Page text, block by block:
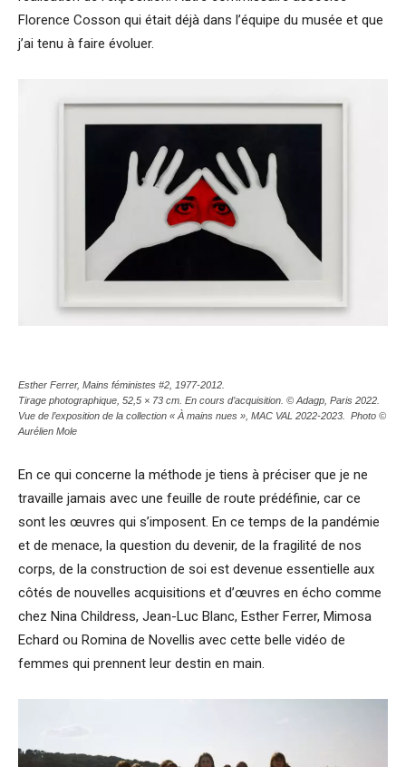
Florence Cosson qui était déjà dans l’équipe du musée et que
j’ai tenu à faire évoluer.
Esther Ferrer, Mains féministes #2 , 1977-2012.
Tirage photographique, 52,5 × 73 cm. En cours d’acquisition. © Adagp, Paris 2022.
Vue de l’exposition de la collection « À mains nues », MAC VAL 2022-2023. Photo ©
Aurélien Mole
En ce qui concerne la méthode je tiens à préciser que je ne
travaille jamais avec une feuille de route prédéfinie, car ce
sont les œuvres qui s’imposent. En ce temps de la pandémie
et de menace, la question du devenir, de la fragilité de nos
corps, de la construction de soi est devenue essentielle aux
côtés de nouvelles acquisitions et d’œuvres en écho comme
chez Nina Childress, Jean-Luc Blanc, Esther Ferrer, Mimosa
Echard ou Romina de Novellis avec cette belle vidéo de
femmes qui prennent leur destin en main.